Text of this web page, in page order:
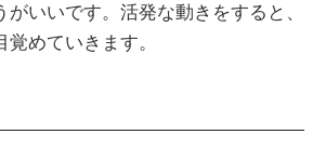
がいいです。活発な動きをすると、
めていきます。